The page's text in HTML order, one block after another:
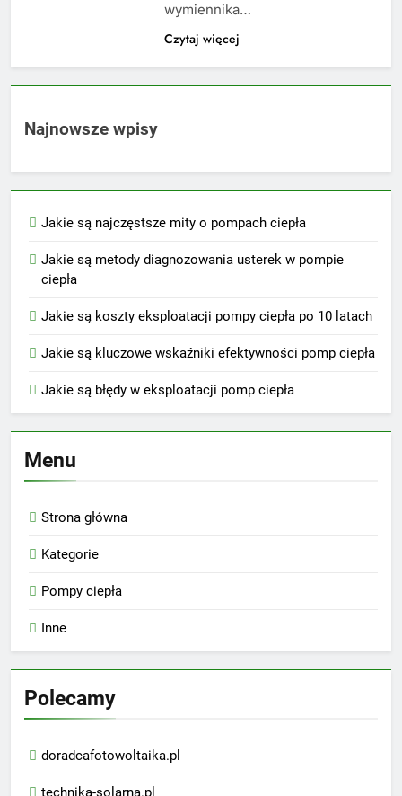
wymiennika…
Czytaj więcej
Najnowsze wpisy
Jakie są najczęstsze mity o pompach ciepła
Jakie są metody diagnozowania usterek w pompie
ciepła
Jakie są koszty eksploatacji pompy ciepła po 10 latach
Jakie są kluczowe wskaźniki efektywności pomp ciepła
Jakie są błędy w eksploatacji pomp ciepła
Menu
Strona główna
Kategorie
Pompy ciepła
Inne
Polecamy
doradcafotowoltaika.pl
technika-solarna.pl